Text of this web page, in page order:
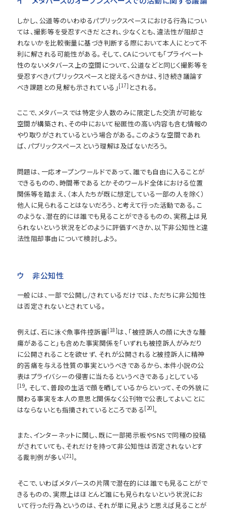
しかし、公道等のいわゆるパブリックスペースにおける行為につい
ては、撮影等を受忍すべきだとされ、少なくとも、違法性が阻却さ
れないかを比較衡量に基づき判断する際において本人にとって不
利に解される可能性がある。そして、CAについても「プライベート
性のないメタバース上の空間について、公道などと同じく撮影等を
受忍すべきパブリックスペースと捉えるべきかは、引き続き議論す
べき課題との見解も示されている」 [17] とされる。
ここで、メタバースでは特定少人数のみに限定した交流が可能な
空間が構築され、その中において秘匿性の高い内容も含む情報の
やり取りがされているという場合がある。このような空間であれ
ば、パブリックスペースという理解は及ばないだろう。
問題は、一応オープンワールドであって、誰でも自由に入ることが
できるものの、時間帯であるとかそのワールド全体における位置
関係等を踏まえ、（本人たちが既に想定している一部の人を除く）
他人に見られることはないだろう、と考えて行った活動である。こ
のような、潜在的には誰でも見ることができるものの、実務上は見
られないという状況をどのように評価すべきか、以下非公知性と違
法性阻却事由について検討しよう。
ウ 非公知性
一般には、一部で公開し/されているだけでは、ただちに非公知性
は否定されないとされている。
例えば、石に泳ぐ魚事件控訴審[18]は、「被控訴人の顔に大きな腫
瘍があること」も含めた事実関係を「いずれも被控訴人がみだり
に公開されることを欲せず、それが公開されると被控訴人に精神
的苦痛を与える性質の事実というべきであるから、本件小説の公
表はプライバシーの侵害に当たるというべきである」としている
[19。そして、普段の生活で顔を晒しているからといって、その外貌に
関わる事実を本人の意思と関係なく公刊物で公表してよいことに
はならないとも指摘されているところである [20]。
また、インターネットに関し、既に一部掲示板やSNSで同種の投稿
がされていても、それだけを持って非公知性は否定されないとす
る裁判例が多い[21]。
そこで、いわばメタバースの片隅で潜在的には誰でも見ることがで
きるものの、実際上はほとんど誰にも見られないという状況にお
いて行った行為というのは、それが単に見ようと思えば見ることが